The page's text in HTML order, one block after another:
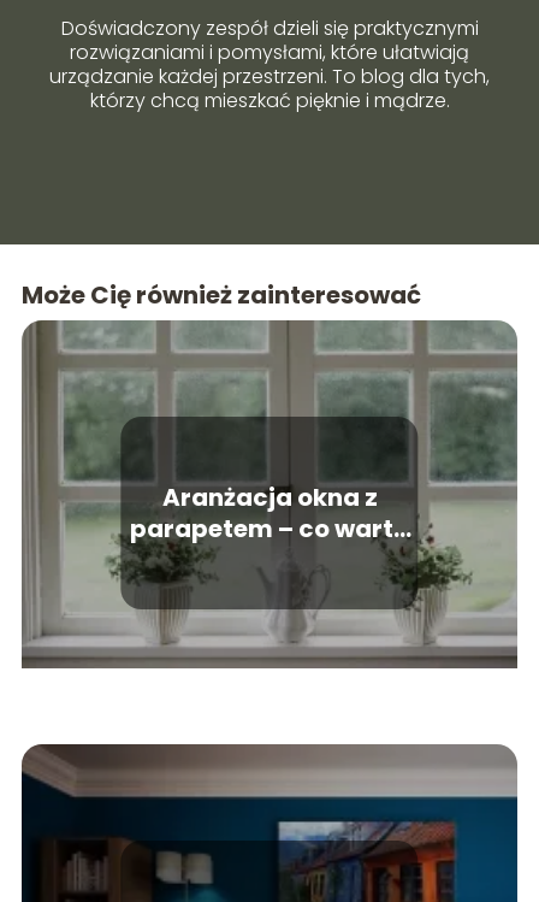
Doświadczony zespół dzieli się praktycznymi
rozwiązaniami i pomysłami, które ułatwiają
urządzanie każdej przestrzeni. To blog dla tych,
którzy chcą mieszkać pięknie i mądrze.
Może Cię również zainteresować
Aranżacja okna z
parapetem – co warto
o tym wiedzieć?